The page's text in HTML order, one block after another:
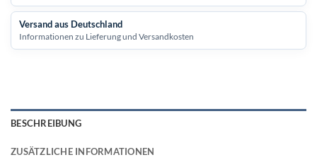
Versand aus Deutschland
Informationen zu Lieferung und Versandkosten
BESCHREIBUNG
ZUSÄTZLICHE INFORMATIONEN